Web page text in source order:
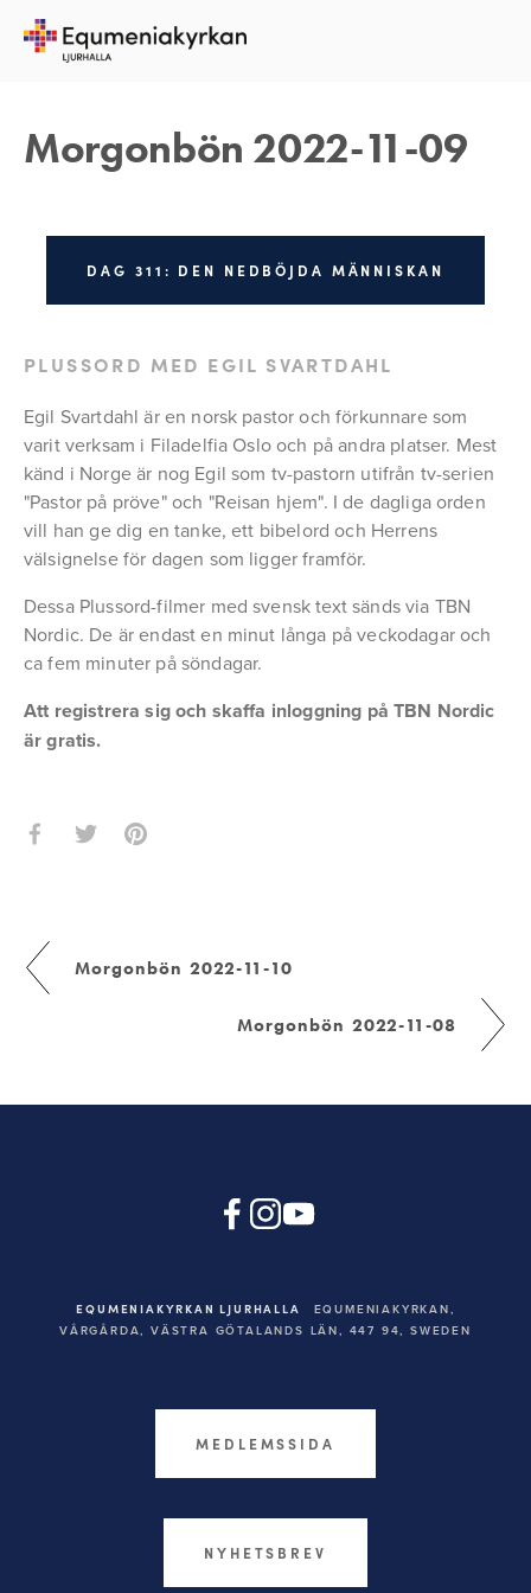
Morgonbön 2022-11-09
DAG 311: DEN NEDBÖJDA MÄNNISKAN
PLUSSORD MED EGIL SVARTDAHL
Egil Svartdahl är en norsk pastor och förkunnare som
varit verksam i Filadelfia Oslo och på andra platser. Mest
känd i Norge är nog Egil som tv-pastorn utifrån tv-serien
"Pastor på pröve" och "Reisan hjem". I de dagliga orden
vill han ge dig en tanke, ett bibelord och Herrens
välsignelse för dagen som ligger framför.
Dessa Plussord-filmer med svensk text sänds via TBN
Nordic. De är endast en minut långa på veckodagar och
ca fem minuter på söndagar.
Att registrera sig och skaffa inloggning på TBN Nordic
är gratis.
9 NOVEMBER 2022
Morgonbön 2022-11-10
Morgonbön 2022-11-08
EQUMENIAKYRKAN LJURHALLA
EQUMENIAKYRKAN,
VÅRGÅRDA, VÄSTRA GÖTALANDS LÄN, 447 94, SWEDEN
MEDLEMSSIDA
NYHETSBREV